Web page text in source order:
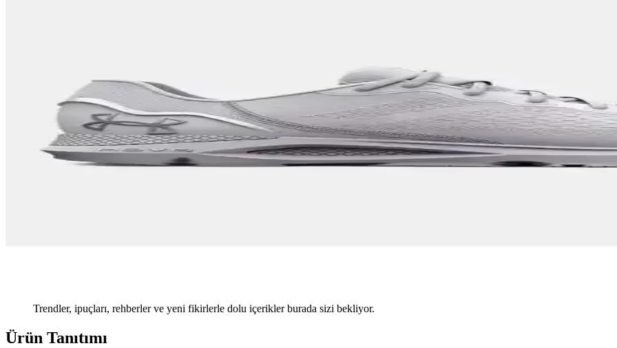
Trendler, ipuçları, rehberler ve yeni fikirlerle dolu içerikler burada sizi bekliyor.
Ürün Tanıtımı